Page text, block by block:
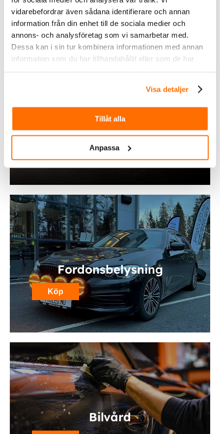
vidarebefordrar även sådana identifierare och annan
information från din enhet till de sociala medier och
annons- och analysföretag som vi samarbetar med.
Dessa kan i sin tur kombinera informationen med annan
information som du har tillhandahållit eller som de har
Visa detaljer
Tillåt alla
Anpassa
Fordonsbelysning
Köp
Inom &
utomhusbelysning
Bilvård